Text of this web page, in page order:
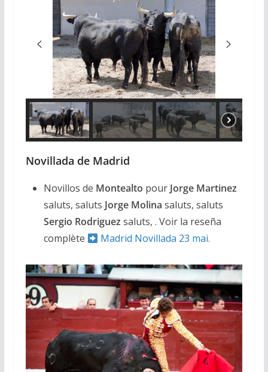
Novillada de Madrid
Novillos de Montealto pourJorge Martinez
saluts, saluts Jorge Molina saluts, saluts
Sergio Rodriguez saluts, . Voir la reseña
complète
Madrid Novillada 23 mai.